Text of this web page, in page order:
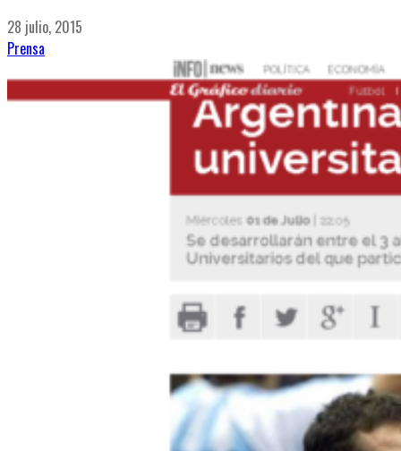
28 julio, 2015
Prensa